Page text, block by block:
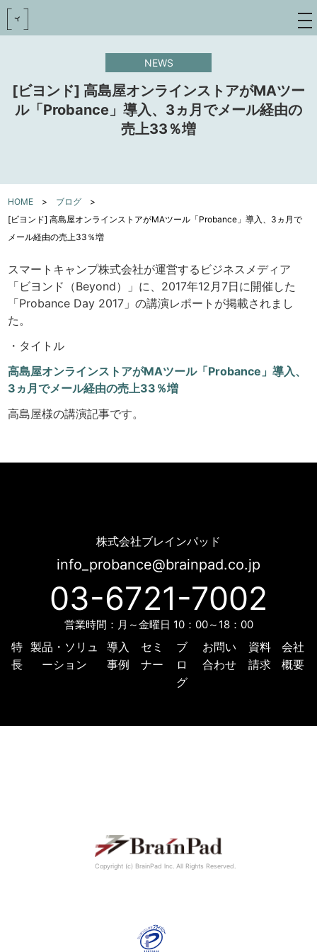
toggle
NEWS
[ビヨンド] 高島屋オンラインストアがMAツー
ル「Probance」導入、3ヵ月でメール経由の
売上33％増
HOME > ブログ >
[ビヨンド] 高島屋オンラインストアがMAツール「Probance」導入、3ヵ月で
メール経由の売上33％増
スマートキャンプ株式会社が運営するビジネスメディア
「ビヨンド（Beyond）」に、2017年12月7日に開催した
「Probance Day 2017」の講演レポートが掲載されまし
た。
・タイトル
高島屋オンラインストアがMAツール「Probance」導入、
3ヵ月でメール経由の売上33％増
高島屋様の講演記事です。
株式会社ブレインパッド
info_probance@brainpad.co.jp
03-6721-7002
営業時間：月～金曜日 10：00～18：00
特
長
製品・ソリュ
ーション
導入
事例
セミ
ナー
ブ
ロ
グ
お問い
合わせ
資料
請求
会社
概要
Copyright (c) BrainPad lnc. All Rights Reserved.